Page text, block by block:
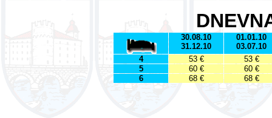
30.08.10
31.12.10
01.01.10
03.07.10
4
53 €
53 €
5
60 €
60 €
6
68 € 68 €